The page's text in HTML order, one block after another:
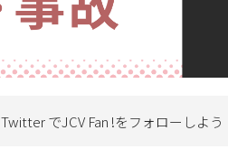
Twitter でJCV Fan !をフォローしよう